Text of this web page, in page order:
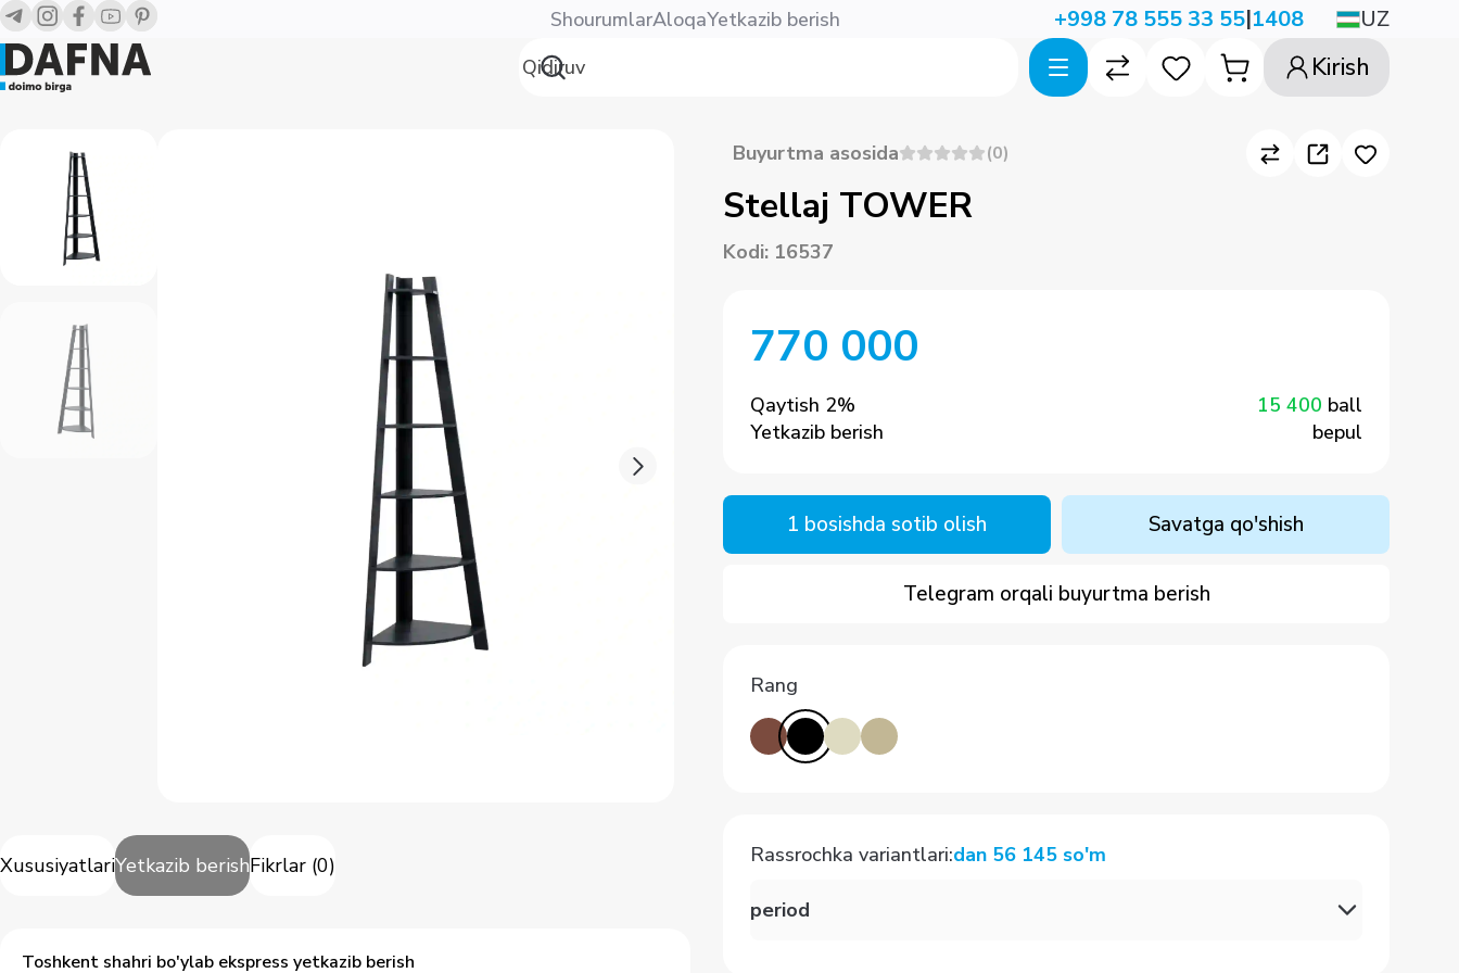
ShourumlarAloqaYetkazib berish +998 78 555 33 55|1408 UZ
Kirish
XususiyatlariYetkazib berishFikrlar (0)
Toshkent shahri bo'ylab ekspress yetkazib berish
Buyurtma asosida (0)
Stellaj TOWER
Kodi: 16537
770 000
Qaytish 2% 15 400 ball
Yetkazib berish
bepul
1 bosishda sotib olish Savatga qo'shish
Telegram orqali buyurtma berish
Rang
Rassrochka variantlari:dan 56 145 so'm
period